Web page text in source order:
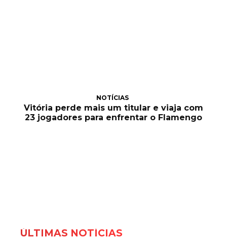
NOTÍCIAS
Vitória perde mais um titular e viaja com
23 jogadores para enfrentar o Flamengo
ÚLTIMAS NOTÍCIAS